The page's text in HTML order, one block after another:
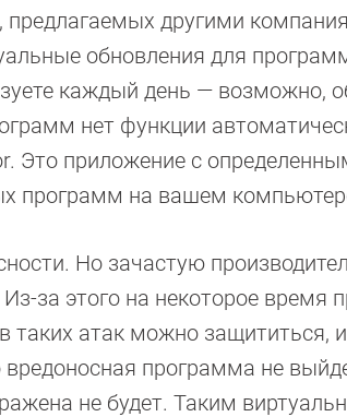
другими
обновления для
каждый день — возможно,
нет функции
Это приложение с
программ на вашем
Но зачастую
за этого на некоторое время
таких атак можно защититься,
вредоносная программа не
не будет. Таким